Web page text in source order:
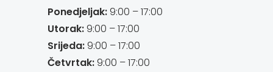
Ponedjeljak:9:00 – 17:00
Utorak:9:00 – 17:00
Srijeda:9:00 – 17:00
Četvrtak:9:00 – 17:00